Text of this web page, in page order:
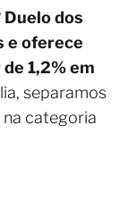
Duelo dos
e oferece
1,2% em
separamos
categoria